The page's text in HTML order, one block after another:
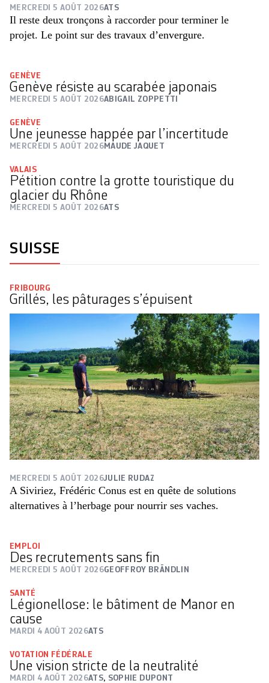
MERCREDI 5 AOÛT 2026ATS
Il reste deux tronçons à raccorder pour terminer le
projet. Le point sur des travaux d’envergure.
GENÈVE
Genève résiste au scarabée japonais
MERCREDI 5 AOÛT 2026ABIGAIL ZOPPETTI
GENÈVE
Une jeunesse happée par l’incertitude
MERCREDI 5 AOÛT 2026 MAUDE JAQUET
VALAIS
Pétition contre la grotte touristique du
glacier du Rhône
MERCREDI 5 AOÛT 2026ATS
SUISSE
FRIBOURG
Grillés, les pâturages s’épuisent
MERCREDI 5 AOÛT 2026JULIE RUDAZ
A Siviriez, Frédéric Conus est en quête de solutions
alternatives à l’herbage pour nourrir ses vaches.
EMPLOI
Des recrutements sans fin
MERCREDI 5 AOÛT 2026GEOFFROY BRÄNDLIN
SANTÉ
Légionellose: le bâtiment de Manor en
cause
MARDI 4 AOÛT 2026ATS
VOTATION FÉDÉRALE
Une vision stricte de la neutralité
MARDI 4 AOÛT 2026ATS, SOPHIE DUPONT